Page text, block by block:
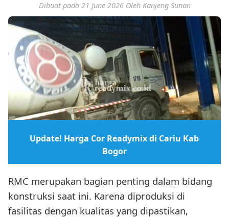
Dibuat pada 21 June 2026 Oleh Kanjeng Sunan
Update! Harga Cor Readymix di Cariu Kab
Bogor
RMC merupakan bagian penting dalam bidang
konstruksi saat ini. Karena diproduksi di
fasilitas dengan kualitas yang dipastikan,